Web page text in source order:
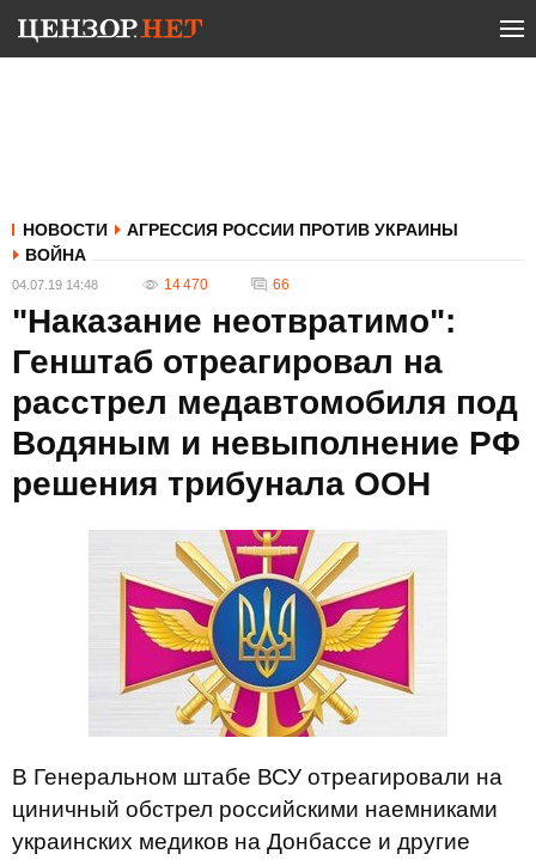
НОВОСТИ
АГРЕССИЯ РОССИИ ПРОТИВ УКРАИНЫ
ВОЙНА
04.07.19 14:48 14 470 66
"Наказание неотвратимо":
Генштаб отреагировал на
расстрел медавтомобиля под
Водяным и невыполнение РФ
решения трибунала ООН
В Генеральном штабе ВСУ отреагировали на
циничный обстрел российскими наемниками
украинских медиков на Донбассе и другие